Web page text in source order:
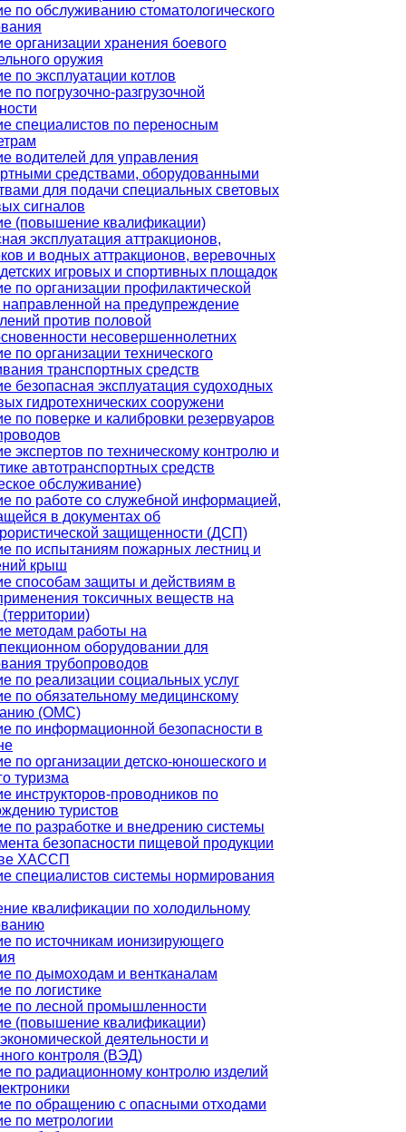
по обслуживанию стоматологического
организации хранения боевого
оружия
по эксплуатации котлов
по погрузочно-разгрузочной
специалистов по переносным
водителей для управления
средствами, оборудованными
для подачи специальных световых
сигналов
(повышение квалификации)
эксплуатация аттракционов,
и водных аттракционов, веревочных
игровых и спортивных площадок
по организации профилактической
на предупреждение
против половой
несовершеннолетних
по организации технического
транспортных средств
безопасная эксплуатация судоходных
гидротехнических сооружени
по поверке и калибровки резервуаров
экспертов по техническому контролю и
автотранспортных средств
обслуживание)
по работе со служебной информацией,
в документах об
защищенности (ДСП)
по испытаниям пожарных лестниц и
крыш
способам защиты и действиям в
токсичных веществ на
методам работы на
оборудовании для
трубопроводов
по реализации социальных услуг
по обязательному медицинскому
(ОМС)
по информационной безопасности в
по организации детско-юношеского и
туризма
инструкторов-проводников по
туристов
по разработке и внедрению системы
безопасности пищевой продукции
ХАССП
специалистов системы нормирования
квалификации по холодильному
по источникам ионизирующего
по дымоходам и вентканалам
по логистике
по лесной промышленности
(повышение квалификации)
деятельности и
контроля (ВЭД)
по радиационному контролю изделий
по обращению с опасными отходами
по метрологии